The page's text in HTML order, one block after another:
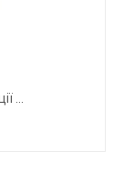
...